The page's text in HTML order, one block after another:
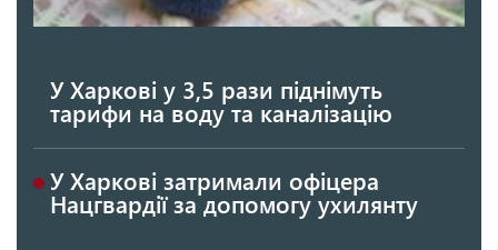
У Харкові у 3,5 рази піднімуть
тарифи на воду та каналізацію
У Харкові затримали офіцера
Нацгвардії за допомогу ухилянту